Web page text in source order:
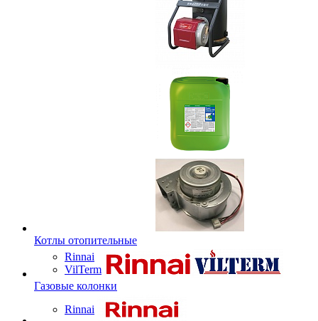
Котлы отопительные
Rinnai
VilTerm
Газовые колонки
Rinnai